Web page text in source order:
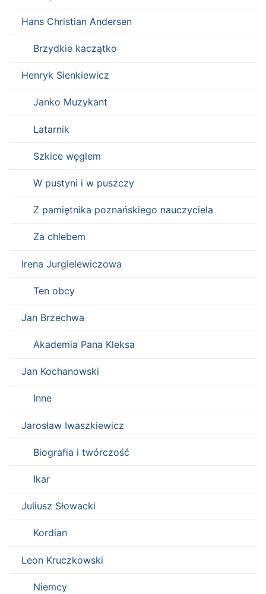
Hans Christian Andersen
Brzydkie kaczątko
Henryk Sienkiewicz
Janko Muzykant
Latarnik
Szkice węglem
W pustyni i w puszczy
Z pamiętnika poznańskiego nauczyciela
Za chlebem
Irena Jurgielewiczowa
Ten obcy
Jan Brzechwa
Akademia Pana Kleksa
Jan Kochanowski
Inne
Jarosław Iwaszkiewicz
Biografia i twórczość
Ikar
Juliusz Słowacki
Kordian
Leon Kruczkowski
Niemcy